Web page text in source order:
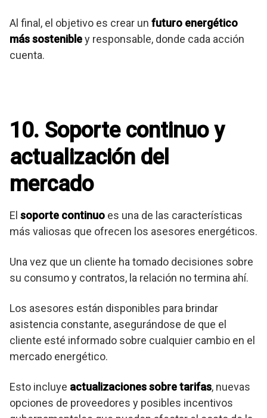
Al final, el objetivo es crear un futuro energético
más sostenibley responsable, donde cada acción
cuenta.
10. Soporte continuo y
actualización del
mercado
El soporte continuo es una de las características
más valiosas que ofrecen los asesores energéticos.
Una vez que un cliente ha tomado decisiones sobre
su consumo y contratos, la relación no termina ahí.
Los asesores están disponibles para brindar
asistencia constante, asegurándose de que el
cliente esté informado sobre cualquier cambio en el
mercado energético.
Esto incluye actualizaciones sobre tarifas, nuevas
opciones de proveedores y posibles incentivos